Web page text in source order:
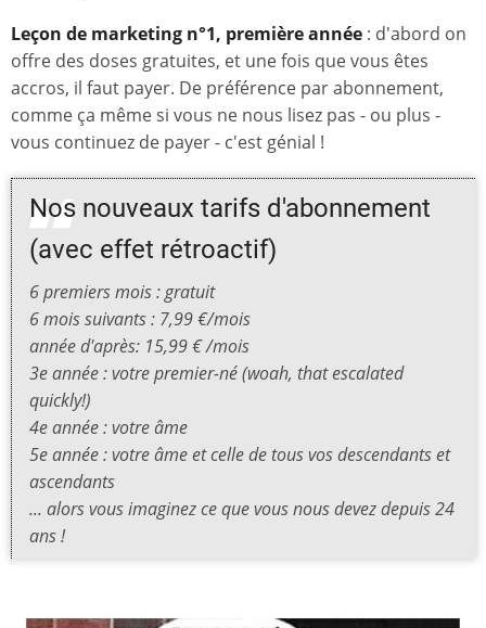
Leçon de marketing n°1, première année : d'abord on
offre des doses gratuites, et une fois que vous êtes
accros, il faut payer. De préférence par abonnement,
comme ça même si vous ne nous lisez pas - ou plus -
vous continuez de payer - c'est génial !
Nos nouveaux tarifs d'abonnement
(avec effet rétroactif)
6 premiers mois : gratuit
6 mois suivants : 7,99 €/mois
année d'après: 15,99 € /mois
3e année : votre premier-né (woah, that escalated
quickly!)
4e année : votre âme
5e année : votre âme et celle de tous vos descendants et
ascendants
... alors vous imaginez ce que vous nous devez depuis 24
ans !